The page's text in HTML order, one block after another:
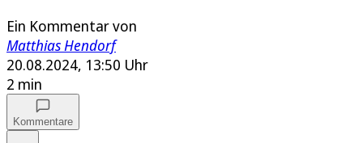
Ein Kommentar von
Matthias Hendorf
20.08.2024, 13:50 Uhr
2 min
Kommentare